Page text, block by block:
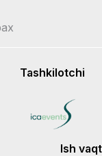
Tashkilotchi
Ish